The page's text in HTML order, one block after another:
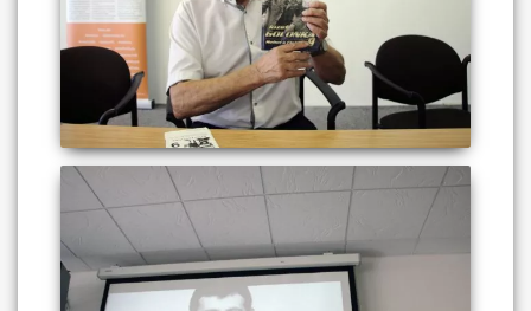
The Expert Institute
Provides the development of